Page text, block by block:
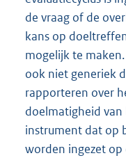
de vraag of de
kans op
mogelijk te
ook niet generiek
rapporteren over
doelmatigheid van
instrument dat op
worden ingezet op